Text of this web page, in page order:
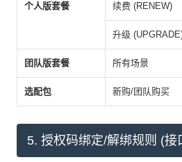
个人版套餐 续费 (RENEW)
升级
团队版套餐 所有场景
选配包 新购/团队购买
5. 授权码绑定/解绑规则 (接